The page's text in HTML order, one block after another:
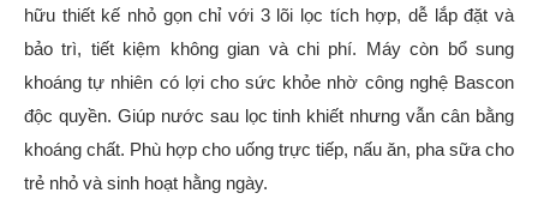
hữu thiết kế nhỏ gọn chỉ với 3 lõi lọc tích hợp, dễ lắp đặt và
bảo trì, tiết kiệm không gian và chi phí. Máy còn bổ sung
khoáng tự nhiên có lợi cho sức khỏe nhờ công nghệ Bascon
độc quyền. Giúp nước sau lọc tinh khiết nhưng vẫn cân bằng
khoáng chất. Phù hợp cho uống trực tiếp, nấu ăn, pha sữa cho
trẻ nhỏ và sinh hoạt hằng ngày.